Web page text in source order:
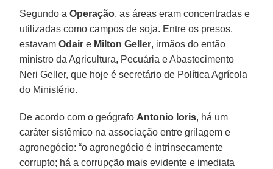
Segundo aOperação, as áreas eram concentradas e
utilizadas como campos de soja. Entre os presos,
estavamOdair e Milton Geller, irmãos do então
ministro da Agricultura, Pecuária e Abastecimento
Neri Geller, que hoje é secretário de Política Agrícola
do Ministério.
De acordo com o geógrafo Antonio Ioris, há um
caráter sistêmico na associação entre grilagem e
agronegócio: “o agronegócio é intrinsecamente
corrupto; há a corrupção mais evidente e imediata